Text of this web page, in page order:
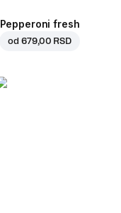
Pepperoni fresh
od 679,00 RSD